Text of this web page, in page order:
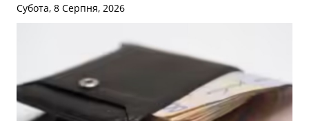
Субота, 8 Серпня, 2026